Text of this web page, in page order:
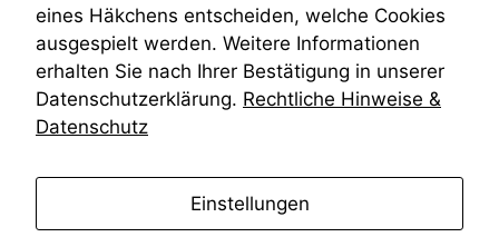
Öffentliches Personalrecht
Öffentlichkeitsprinzip
eines Häkchens entscheiden, welche Cookies
ausgespielt werden. Weitere Informationen
erhalten Sie nach Ihrer Bestätigung in unserer
Datenschutzerklärung. Rechtliche Hinweise &
Datenschutz
Einstellungen